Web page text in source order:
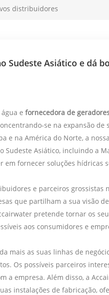
distribuidores
Sudeste Asiático e dá
e fornecedora de
se na expansão de
e na América do Norte, a
Asiático, incluindo a
em fornecer soluções hídricas
e parceiros grossistas
que partilham a sua visão
pretende tornar os
aos consumidores e
mais as suas linhas de
Os possíveis parceiros
a empresa. Além disso, a
instalações de fabricação,